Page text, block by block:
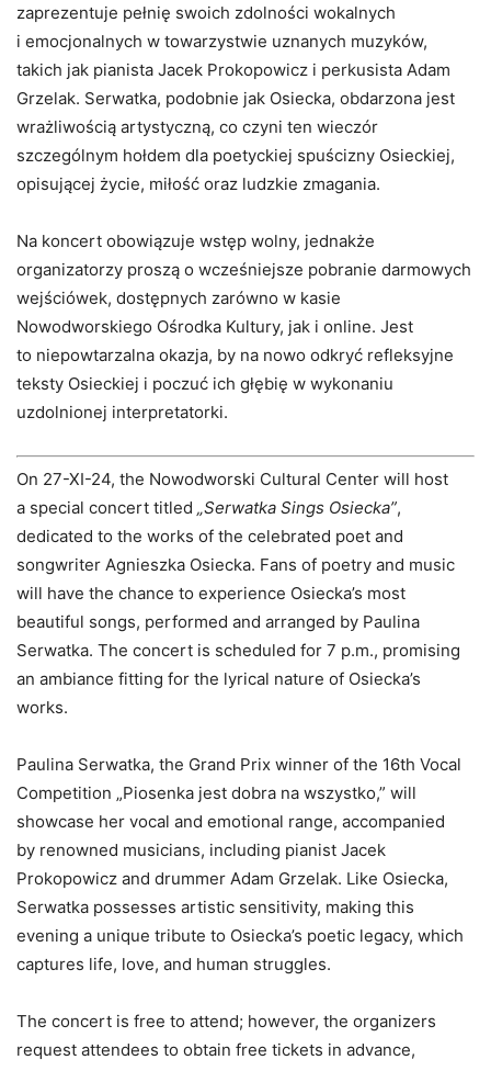
zaprezentuje pełnię swoich zdolności wokalnych
i emocjonalnych w towarzystwie uznanych muzyków,
takich jak pianista Jacek Prokopowicz i perkusista Adam
Grzelak. Serwatka, podobnie jak Osiecka, obdarzona jest
wrażliwością artystyczną, co czyni ten wieczór
szczególnym hołdem dla poetyckiej spuścizny Osieckiej,
opisującej życie, miłość oraz ludzkie zmagania.
Na koncert obowiązuje wstęp wolny, jednakże
organizatorzy proszą o wcześniejsze pobranie darmowych
wejściówek, dostępnych zarówno w kasie
Nowodworskiego Ośrodka Kultury, jak i online. Jest
to niepowtarzalna okazja, by na nowo odkryć refleksyjne
teksty Osieckiej i poczuć ich głębię w wykonaniu
uzdolnionej interpretatorki.
On 27-XI-24, the Nowodworski Cultural Center will host
a special concert titled „Serwatka Sings Osiecka”,
dedicated to the works of the celebrated poet and
songwriter Agnieszka Osiecka. Fans of poetry and music
will have the chance to experience Osiecka’s most
beautiful songs, performed and arranged by Paulina
Serwatka. The concert is scheduled for 7 p.m., promising
an ambiance fitting for the lyrical nature of Osiecka’s
works.
Paulina Serwatka, the Grand Prix winner of the 16th Vocal
Competition „Piosenka jest dobra na wszystko,” will
showcase her vocal and emotional range, accompanied
by renowned musicians, including pianist Jacek
Prokopowicz and drummer Adam Grzelak. Like Osiecka,
Serwatka possesses artistic sensitivity, making this
evening a unique tribute to Osiecka’s poetic legacy, which
captures life, love, and human struggles.
The concert is free to attend; however, the organizers
request attendees to obtain free tickets in advance,